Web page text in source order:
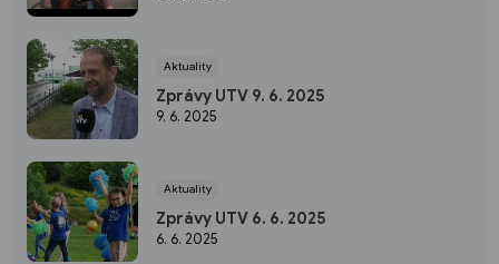
Aktuality
Zprávy UTV 9. 6. 2025
9. 6. 2025
Aktuality
Zprávy UTV 6. 6. 2025
6. 6. 2025